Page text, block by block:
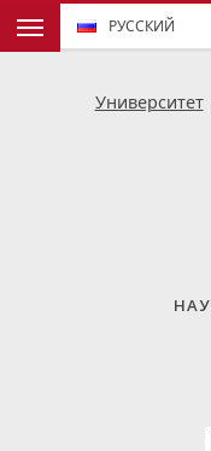
РУССКИЙ
Университет